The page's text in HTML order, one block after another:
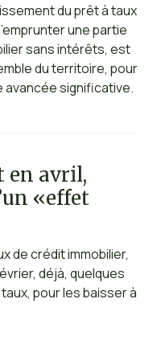
du prêt à taux
une partie
sans intérêts, est
du territoire, pour
significative.
en avril,
«effet
de crédit immobilier,
déjà, quelques
pour les baisser à